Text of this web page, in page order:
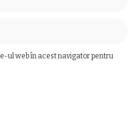
ul web în acest navigator pentru